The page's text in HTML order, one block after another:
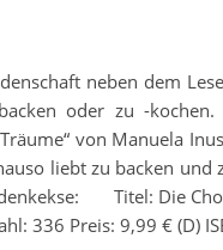
neben dem
oder zu -
von Manuela
liebt zu backen und
Titel: Die
336 Preis: 9,99 €